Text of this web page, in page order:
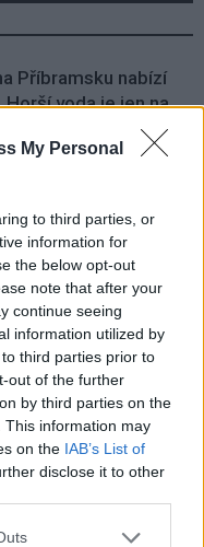
My Personal
to third parties, or
information for
the below opt-out
note that after your
continue seeing
information utilized by
third parties prior to
out of the further
by third parties on the
This information may
on the IAB’s List of
disclose it to other
Příbramsku nabízí
voda je jen na
pravidla soutěže.
i za předcházení